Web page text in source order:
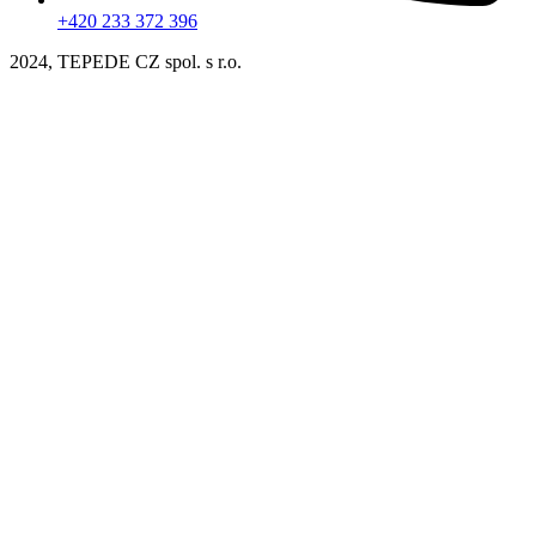
+420 233 372 396
2024, TEPEDE CZ spol. s r.o.